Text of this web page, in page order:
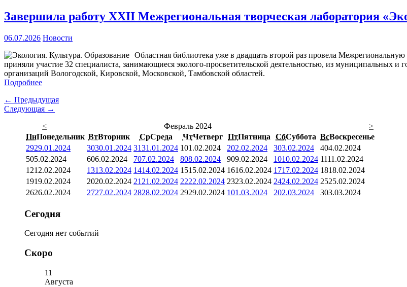
Завершила работу XXII Межрегиональная творческая лаборатория
06.07.2026 Новости
Областная библиотека уже в двадцать второй раз провела
приняли участие 32 специалиста, занимающиеся эколого-просветительской деятельностью, из муниципальных
организаций Вологодской, Кировской, Московской, Тамбовской областей.
Подробнее
← Предыдущая
Следующая →
<
Февраль 2024
>
ПнПонедельник ВтВторник СрСреда ЧтЧетверг ПтПятница СбСуббота ВсВоскресенье
2929.01.2024 3030.01.2024 3131.01.2024 101.02.2024 202.02.2024 303.02.2024 404.02.2024
505.02.2024 606.02.2024 707.02.2024 808.02.2024 909.02.2024 1010.02.2024 1111.02.2024
1212.02.2024 1313.02.2024 1414.02.2024 1515.02.2024 1616.02.2024 1717.02.2024 1818.02.2024
1919.02.2024 2020.02.2024 21 21.02.2024 2222.02.2024 2323.02.2024 2424.02.2024 2525.02.2024
2626.02.2024 2727.02.2024 2828.02.2024 2929.02.2024 101.03.2024 202.03.2024 303.03.2024
Сегодня
Сегодня нет событий
Скоро
11
Августа